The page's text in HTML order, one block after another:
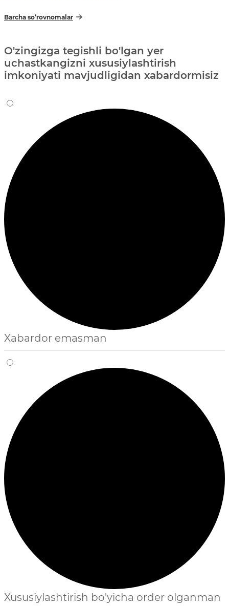
Barcha so‘rovnomalar
O'zingizga tegishli bo'lgan yer
uchastkangizni xususiylashtirish
imkoniyati mavjudligidan xabardormisiz
Xabardor emasman
Xususiylashtirish bo'yicha order olganman